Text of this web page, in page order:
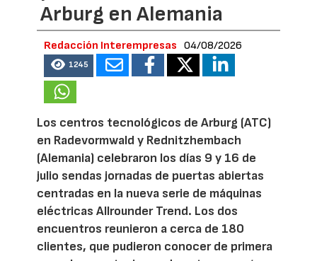
Arburg en Alemania
Redacción Interempresas 04/08/2026
1245
Los centros tecnológicos de Arburg (ATC)
en Radevormwald y Rednitzhembach
(Alemania) celebraron los días 9 y 16 de
julio sendas jornadas de puertas abiertas
centradas en la nueva serie de máquinas
eléctricas Allrounder Trend. Los dos
encuentros reunieron a cerca de 180
clientes, que pudieron conocer de primera